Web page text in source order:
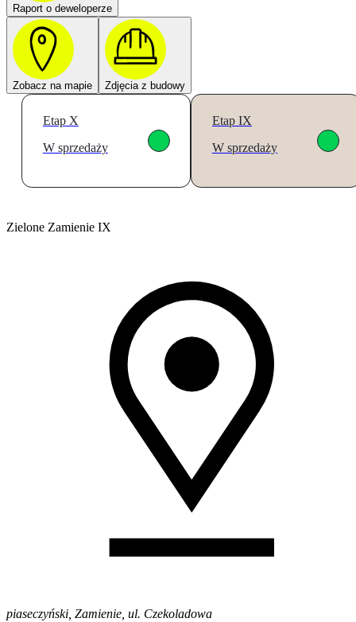
Raport o deweloperze
Zobacz na mapie Zdjęcia z budowy
Etap X
W sprzedaży
Etap IX
W sprzedaży
Zielone Zamienie IX
piaseczyński, Zamienie, ul. Czekoladowa